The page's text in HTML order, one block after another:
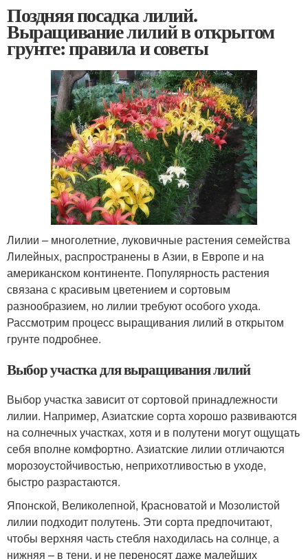
Поздняя посадка лилий.
Выращивание лилий в открытом
грунте: правила и советы
Лилии – многолетние, луковичные растения семейства
Лилейных, распространены в Азии, в Европе и на
американском континенте. Популярность растения
связана с красивым цветением и сортовым
разнообразием, но лилии требуют особого ухода.
Рассмотрим процесс выращивания лилий в открытом
грунте подробнее.
Выбор участка для выращивания лилий
Выбор участка зависит от сортовой принадлежности
лилии. Например, Азиатские сорта хорошо развиваются
на солнечных участках, хотя и в полутени могут ощущать
себя вполне комфортно. Азиатские лилии отличаются
морозоустойчивостью, неприхотливостью в уходе,
быстро разрастаются.
Японской, Великолепной, Красноватой и Мозолистой
лилии подходит полутень. Эти сорта предпочитают,
чтобы верхняя часть стебля находилась на солнце, а
нижняя – в тени, и не переносят даже малейших